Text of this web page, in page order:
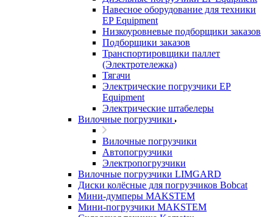
Навесное оборудование для техники
EP Equipment
Низкоуровневые подборщики заказов
Подборщики заказов
Транспортировщики паллет
(Электротележка)
Тягачи
Электрические погрузчики EP
Equipment
Электрические штабелеры
Вилочные погрузчики
Вилочные погрузчики
Автопогрузчики
Электропогрузчики
Вилочные погрузчики LIMGARD
Диски колёсные для погрузчиков Bobcat
Мини-думперы MAKSTEM
Мини-погрузчики MAKSTEM